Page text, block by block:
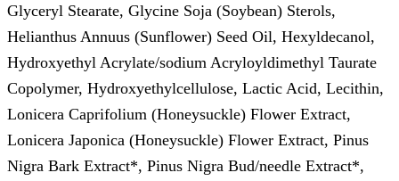
Glyceryl Stearate, Glycine Soja (Soybean) Sterols,
Helianthus Annuus (Sunflower) Seed Oil, Hexyldecanol,
Hydroxyethyl Acrylate/sodium Acryloyldimethyl Taurate
Copolymer, Hydroxyethylcellulose, Lactic Acid, Lecithin,
Lonicera Caprifolium (Honeysuckle) Flower Extract,
Lonicera Japonica (Honeysuckle) Flower Extract, Pinus
Nigra Bark Extract*, Pinus Nigra Bud/needle Extract*,